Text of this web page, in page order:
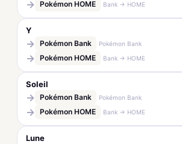
→ Pokémon HOME Bank → HOME
Y
→ Pokémon Bank Pokémon Bank
→ Pokémon HOME Bank → HOME
Soleil
→ Pokémon Bank Pokémon Bank
→ Pokémon HOME Bank → HOME
Lune